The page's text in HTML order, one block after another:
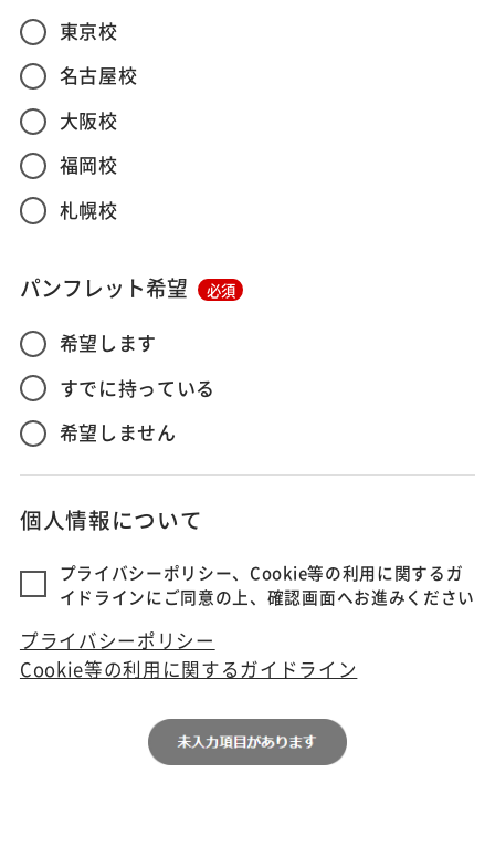
東京校
名古屋校
大阪校
福岡校
札幌校
パンフレット希望 必須
希望します
すでに持っている
希望しません
個人情報について
プライバシーポリシー、Cookie等の利用に関するガ
イドラインにご同意の上、確認画面へお進みください
プライバシーポリシー
Cookie等の利用に関するガイドライン